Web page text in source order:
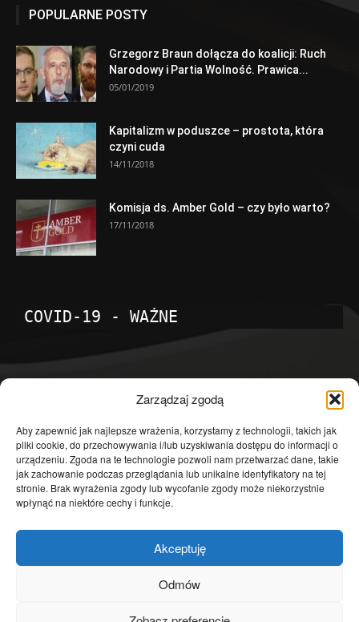
Zarządzaj zgodą
Aby zapewnić jak najlepsze wrażenia, korzystamy z technologii, takich jak
pliki cookie, do przechowywania i/lub uzyskiwania dostępu do informacji o
urządzeniu. Zgoda na te technologie pozwoli nam przetwarzać dane, takie
jak zachowanie podczas przeglądania lub unikalne identyfikatory na tej
stronie. Brak wyrażenia zgody lub wycofanie zgody może niekorzystnie
wpłynąć na niektóre cechy i funkcje.
Akceptuję
Odmów
POPULARNE POSTY
Grzegorz Braun dołącza do koalicji: Ruch
Narodowy i Partia Wolność. Prawica...
05/01/2019
Kapitalizm w poduszce – prostota, która
czyni cuda
14/11/2018
Komisja ds. Amber Gold – czy było warto?
17/11/2018
COVID-19 - WAŻNE
Temat dnia
4601
Publicystyka
4363
Polityka
3639
Polska
Społeczeństwo
2823